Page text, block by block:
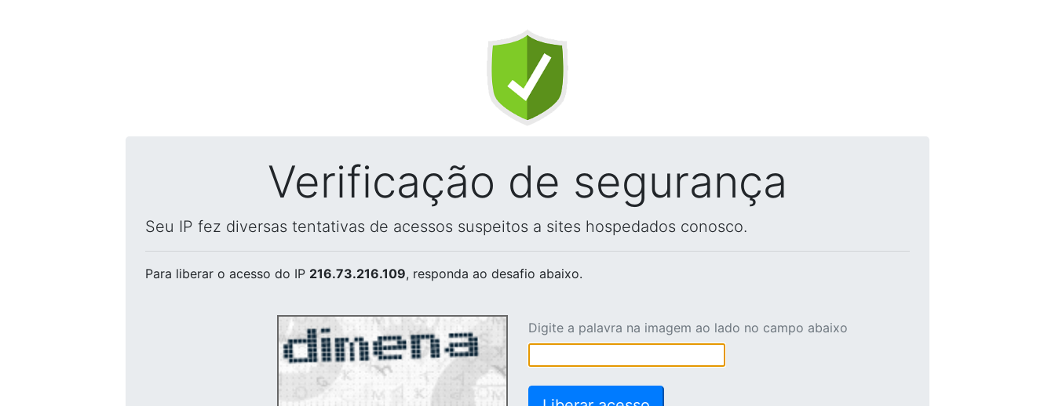
Verificação de segurança
Seu IP fez diversas tentativas de acessos suspeitos a sites hospedados conosco.
Para liberar o acesso do IP 216.73.216.109, responda ao desafio abaixo.
Digite a palavra na imagem ao lado no campo abaixo